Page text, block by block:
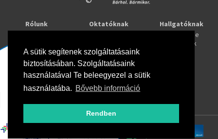
A sütik segítenek szolgáltatásaink
biztosításában. Szolgáltatásaink
használatával Te beleegyezel a sütik
használatába. Bővebb információ
Rendben
Rólunk
Oktatóknak
Webuni Stúdió
Hallgatóknak
Tanulj online
Képzések
Info
Adatkezelési tájékoztató
ÁSZF
GYIK